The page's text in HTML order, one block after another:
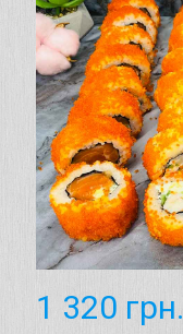
1 320 грн.